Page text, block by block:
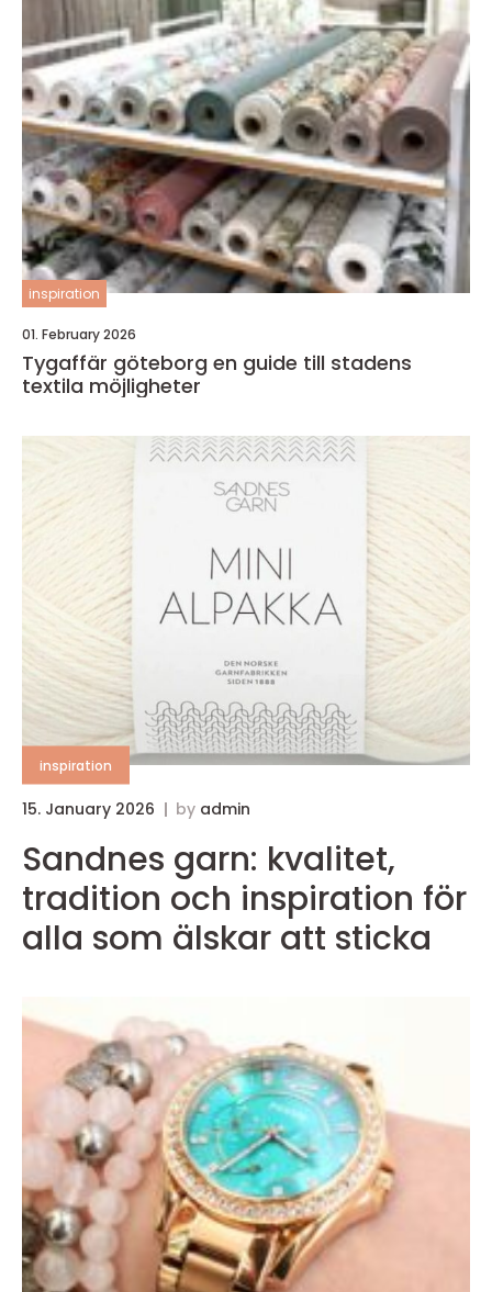
inspiration
01. February 2026
Tygaffär göteborg en guide till stadens
textila möjligheter
inspiration
15. January 2026 by admin
Sandnes garn: kvalitet,
tradition och inspiration för
alla som älskar att sticka